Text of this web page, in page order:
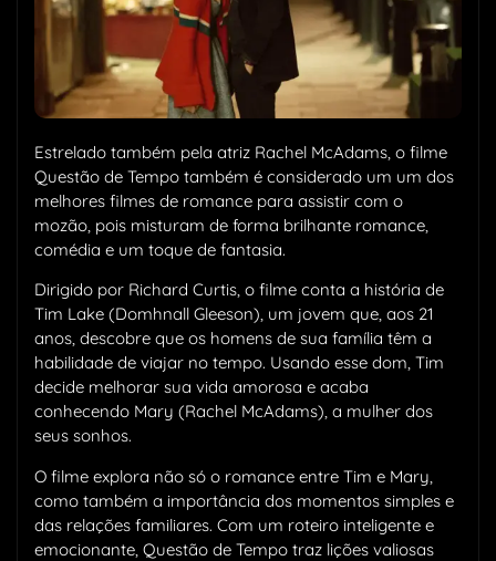
Estrelado também pela atriz Rachel McAdams, o filme
Questão de Tempo também é considerado um um dos
melhores filmes de romance para assistir com o
mozão, pois misturam de forma brilhante romance,
comédia e um toque de fantasia.
Dirigido por Richard Curtis, o filme conta a história de
Tim Lake (Domhnall Gleeson), um jovem que, aos 21
anos, descobre que os homens de sua família têm a
habilidade de viajar no tempo. Usando esse dom, Tim
decide melhorar sua vida amorosa e acaba
conhecendo Mary (Rachel McAdams), a mulher dos
seus sonhos.
O filme explora não só o romance entre Tim e Mary,
como também a importância dos momentos simples e
das relações familiares. Com um roteiro inteligente e
emocionante, Questão de Tempo traz lições valiosas